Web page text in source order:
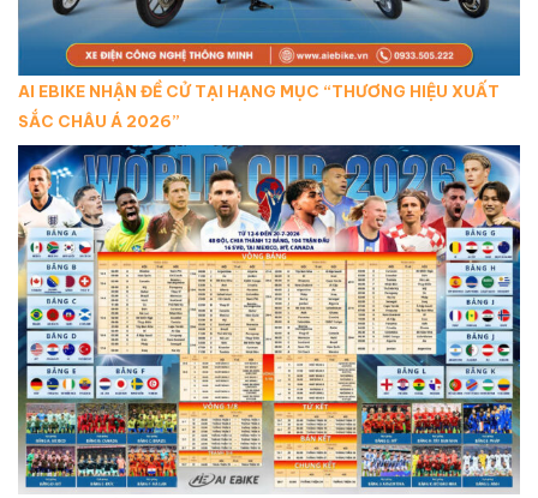
AI EBIKE NHẬN ĐỀ CỬ TẠI HẠNG MỤC “THƯƠNG HIỆU XUẤT
SẮC CHÂU Á 2026”